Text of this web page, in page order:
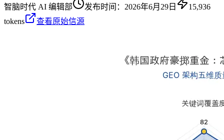
智脑时代 AI 编辑部 发布时间： 2026年6月29日
15,936
tokens
查看原始信源